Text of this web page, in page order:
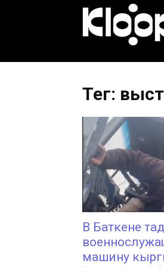
Тег:
В Баткене
машину